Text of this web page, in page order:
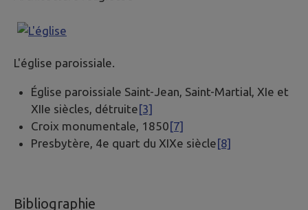
L'église paroissiale.
Église paroissiale Saint-Jean, Saint-Martial, XIe et
XIIe siècles, détruite[3]
Croix monumentale, 1850[7]
Presbytère, 4e quart du XIXe siècle[8]
Bibliographie